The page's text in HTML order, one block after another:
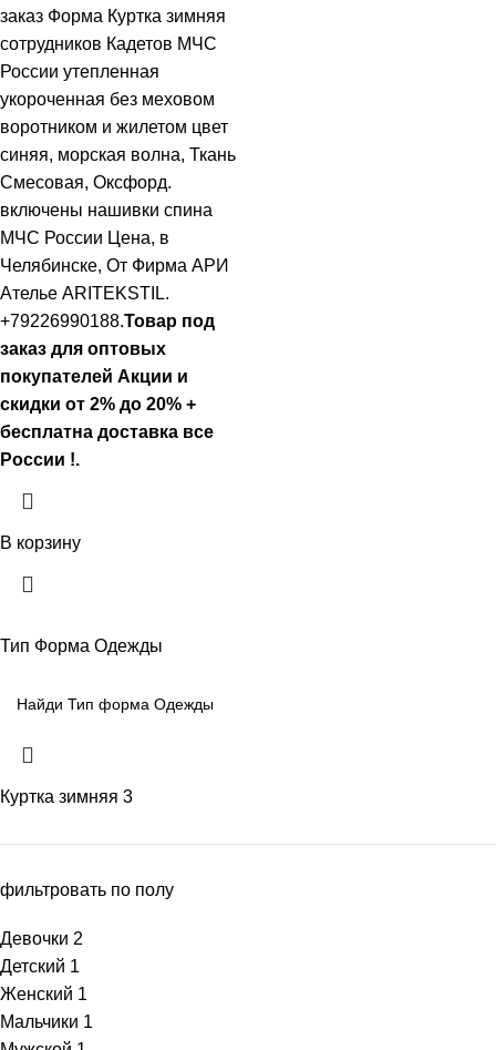
Тип Форма Одежды
Куртка зимняя 3
фильтровать по полу
Девочки 2
Детский 1
Женский 1
Мальчики 1
заказ Форма Куртка зимняя
сотрудников Кадетов МЧС
России утепленная
укороченная без меховом
воротником и жилетом цвет
синяя, морская волна, Ткань
Смесовая, Оксфорд.
включены нашивки спина
МЧС России Цена, в
Челябинске, От Фирма АРИ
Ателье ARITEKSTIL.
+79226990188.Товар под
заказ для оптовых
покупателей Акции и
скидки от 2% до 20% +
бесплатна доставка все
России !.
В корзину